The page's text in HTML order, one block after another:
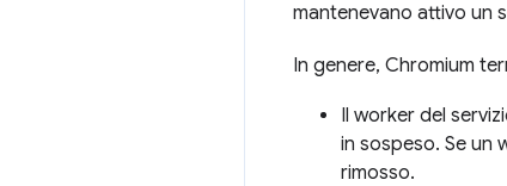
mantenevano attivo un
In genere, Chromium
Il worker del
in sospeso. Se un
rimosso.